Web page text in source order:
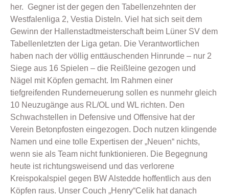
her. Gegner ist der gegen den Tabellenzehnten der
Westfalenliga 2, Vestia Disteln. Viel hat sich seit dem
Gewinn der Hallenstadtmeisterschaft beim Lüner SV dem
Tabellenletzten der Liga getan. Die Verantwortlichen
haben nach der völlig enttäuschenden Hinrunde – nur 2
Siege aus 16 Spielen – die Reißleine gezogen und
Nägel mit Köpfen gemacht. Im Rahmen einer
tiefgreifenden Runderneuerung sollen es nunmehr gleich
10 Neuzugänge aus RL/OL und WL richten. Den
Schwachstellen in Defensive und Offensive hat der
Verein Betonpfosten eingezogen. Doch nutzen klingende
Namen und eine tolle Expertisen der „Neuen“ nichts,
wenn sie als Team nicht funktionieren. Die Begegnung
heute ist richtungsweisend und das verlorene
Kreispokalspiel gegen BW Alstedde hoffentlich aus den
Köpfen raus. Unser Couch „Henry“Celik hat danach